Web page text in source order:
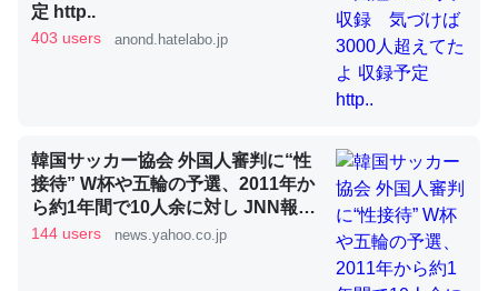
コオロギのカルシウム分はエビの600分の1程度。
─ニュース :: 【研究発表】昆虫学の大問題＝「昆虫はなぜ海にいな
論文では「淡水はカルシウムも酸素も不足してて両方に不
利だから両方が拮抗してるのでは」とあって面白い。海に
いる鋏角類（カブトガニ・ウミグモ）はカルシウムを使わ
ずキチンを強化してる筈だが、酵素が違うのか？
定 http..
403 users anond.hatelabo.jp
韓国サッカー協会 外国人審判に“性
接待” W杯や五輪の予選、2011年か
ら約1年間で10人余に対し JNN報告
書入手（TBS NEWS DIG Powered
144 users news.yahoo.co.jp